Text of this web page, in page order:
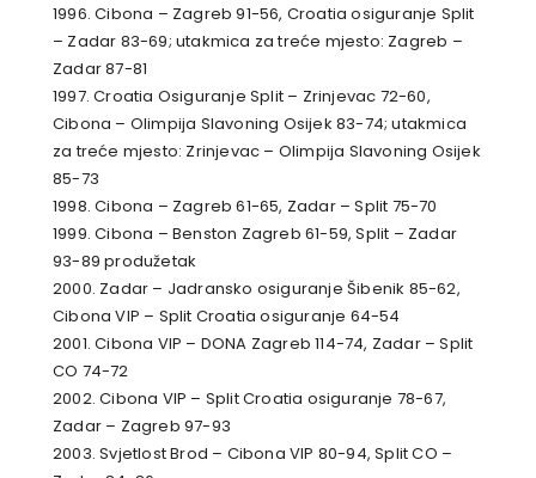
1996. Cibona – Zagreb 91-56, Croatia osiguranje Split
– Zadar 83-69; utakmica za treće mjesto: Zagreb –
Zadar 87-81
1997. Croatia Osiguranje Split – Zrinjevac 72-60,
Cibona – Olimpija Slavoning Osijek 83-74; utakmica
za treće mjesto: Zrinjevac – Olimpija Slavoning Osijek
85-73
1998. Cibona – Zagreb 61-65, Zadar – Split 75-70
1999. Cibona – Benston Zagreb 61-59, Split – Zadar
93-89 produžetak
2000. Zadar – Jadransko osiguranje Šibenik 85-62,
Cibona VIP – Split Croatia osiguranje 64-54
2001. Cibona VIP – DONA Zagreb 114-74, Zadar – Split
CO 74-72
2002. Cibona VIP – Split Croatia osiguranje 78-67,
Zadar – Zagreb 97-93
2003. Svjetlost Brod – Cibona VIP 80-94, Split CO –